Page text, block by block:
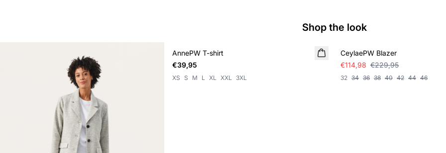
Shop the look
NIEUWE
AnnePW T-shirt
€39,95
XS S M L XL XXL 3XL
SALE
CeylaePW Blazer
€114,98 €229,95
32 34 36 38 40 42 44 46